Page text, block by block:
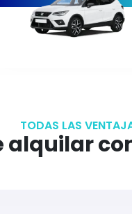
TODAS LAS
alquilar